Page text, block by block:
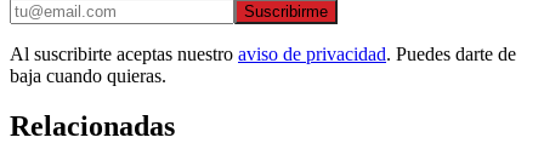
Suscribirme
Al suscribirte aceptas nuestro aviso de privacidad. Puedes darte de
baja cuando quieras.
Relacionadas